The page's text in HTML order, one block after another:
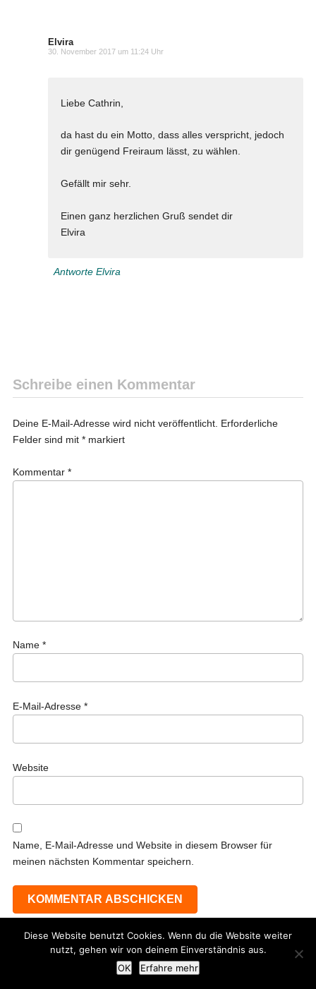
Elvira
30. November 2017 um 11:24 Uhr
Liebe Cathrin,
da hast du ein Motto, dass alles verspricht, jedoch
dir genügend Freiraum lässt, zu wählen.
Gefällt mir sehr.
Einen ganz herzlichen Gruß sendet dir
Elvira
Antworte Elvira
Schreibe einen Kommentar
Deine E-Mail-Adresse wird nicht veröffentlicht. Erforderliche
Felder sind mit *markiert
Kommentar *
Name *
E-Mail-Adresse *
Website
Name, E-Mail-Adresse und Website in diesem Browser für
meinen nächsten Kommentar speichern.
Herzlich willkommen
Diese Website benutzt Cookies. Wenn du die Website weiter
nutzt, gehen wir von deinem Einverständnis aus.
OK
Erfahre mehr